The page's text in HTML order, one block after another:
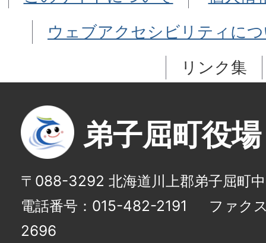
ウェブアクセシビリティに
リンク集
弟子屈町役場
〒088-3292 北海道川上郡弟子屈町
電話番号：015-482-2191
ファク
2696